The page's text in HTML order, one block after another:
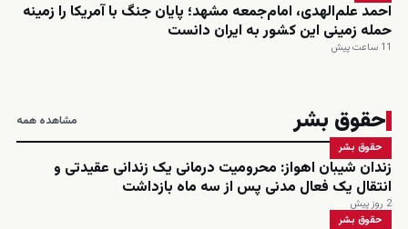
احمد علم‌الهدی، امام‌جمعه مشهد؛ پایان جنگ با آمریکا را زمینه
حمله زمینی این کشور به ایران دانست
11 ساعت پیش
حقوق بشر مشاهده همه
حقوق بشر
زندان شیبان اهواز: محرومیت درمانی یک زندانی عقیدتی و
انتقال یک فعال مدنی پس از سه ماه بازداشت
2 روز پیش
حقوق بشر